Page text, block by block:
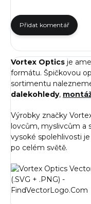
Přidat komentář
Vortex Optics je
formátu. Špičkovou
sortimentu
dalekohledy,
Výrobky značky
lovcům, myslivcům a
vysoké spolehlivosti
po celém světě.